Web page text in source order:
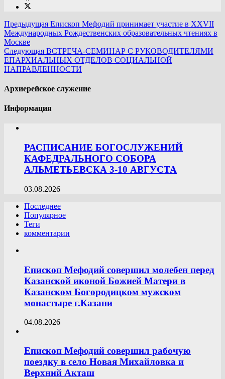
Предыдущая Епископ Мефодий принимает участие в XXVII
Международных Рождественских образовательных чтениях в
Москве
Следующая ВСТРЕЧА-СЕМИНАР С РУКОВОДИТЕЛЯМИ
ЕПАРХИАЛЬНЫХ ОТДЕЛОВ СОЦИАЛЬНОЙ
НАПРАВЛЕННОСТИ
Архиерейское служение
Информация
РАСПИСАНИЕ БОГОСЛУЖЕНИЙ
КАФЕДРАЛЬНОГО СОБОРА
АЛЬМЕТЬЕВСКА 3-10 АВГУСТА
03.08.2026
Последнее
Популярное
Теги
комментарии
Епископ Мефодий совершил молебен перед
Казанской иконой Божией Матери в
Казанском Богородицком мужском
монастыре г.Казани
04.08.2026
Епископ Мефодий совершил рабочую
поездку в село Новая Михайловка и
Верхний Акташ